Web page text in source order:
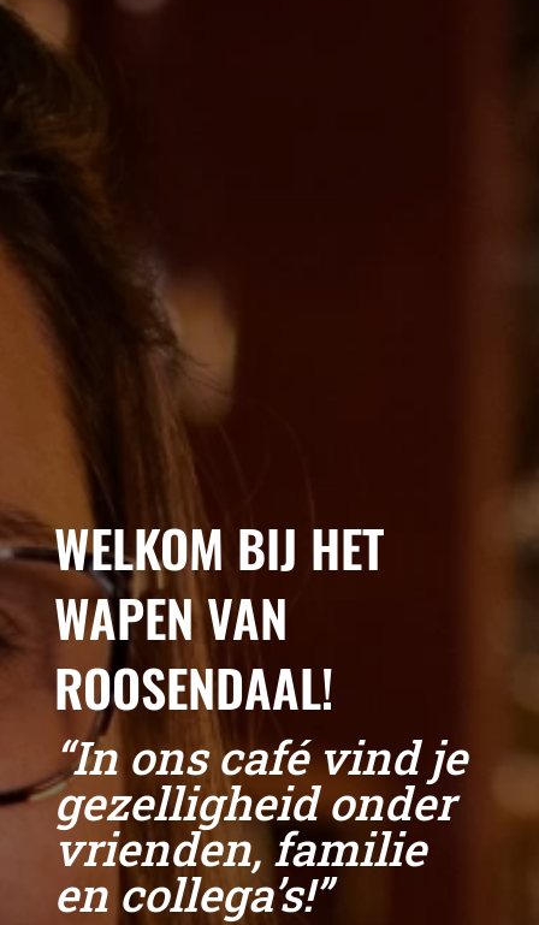
WELKOM BIJ HET
WAPEN VAN
ROOSENDAAL!
“In ons café vind je
gezelligheid onder
vrienden, familie
en collega’s!”